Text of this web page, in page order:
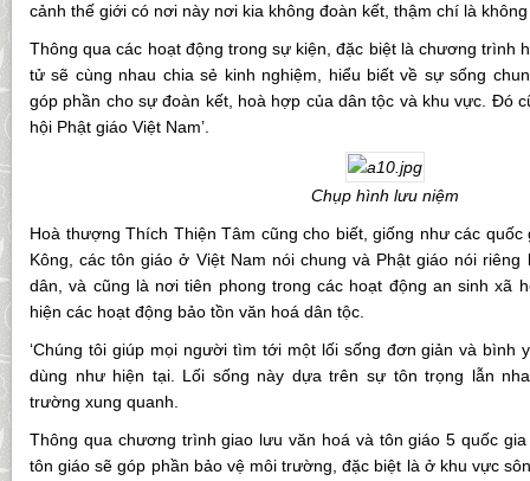
cảnh thế giới có nơi này nơi kia không đoàn kết, thậm chí là
Thông qua các hoạt động trong sự kiện, đặc biệt là chương trình
tử sẽ cùng nhau chia sẻ kinh nghiệm, hiểu biết về sự sống
góp phần cho sự đoàn kết, hoà hợp của dân tộc và khu vực. Đó
hội Phật giáo Việt Nam’.
Chụp hình lưu niệm
Hoà thượng Thích Thiện Tâm cũng cho biết, giống như các
Kông, các tôn giáo ở Việt Nam nói chung và Phật giáo nói
dân, và cũng là nơi tiên phong trong các hoạt động an sinh xã
hiện các hoạt động bảo tồn văn hoá dân tộc.
‘Chúng tôi giúp mọi người tìm tới một lối sống đơn giản và bình
dùng như hiện tại. Lối sống này dựa trên sự tôn trọng lẫn
trường xung quanh.
Thông qua chương trình giao lưu văn hoá và tôn giáo 5 quốc
tôn giáo sẽ góp phần bảo vệ môi trường, đặc biệt là ở khu vực